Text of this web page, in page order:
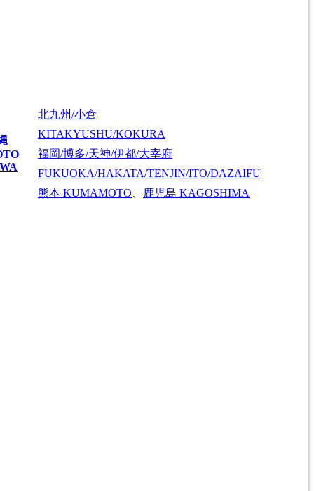
北九州/小倉
KITAKYUSHU/KOKURA
福岡/博多/天神/伊都/大宰府
FUKUOKA/HAKATA/TENJIN/ITO/DAZAIFU
熊本 KUMAMOTO 鹿児島 KAGOSHIMA